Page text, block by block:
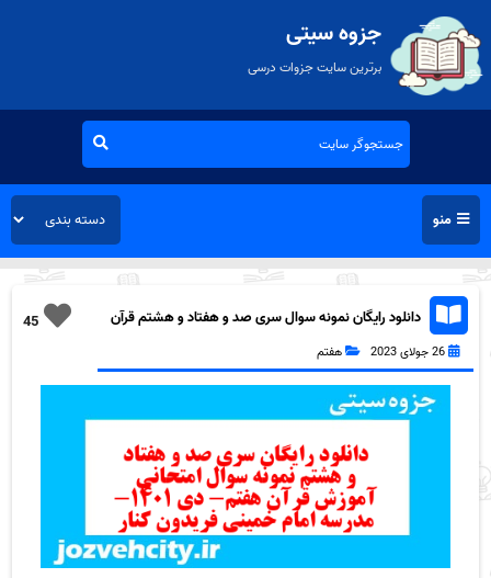
جزوه سیتی
برترین سایت جزوات درسی
منو
45
دانلود رایگان نمونه سوال سری صد و هفتاد و هشتم قرآن
هفتم به همراه pdf
26 جولای 2023 هفتم